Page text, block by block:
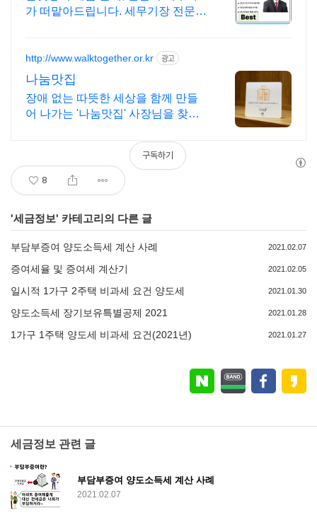
가 떠맡아드립니다. 세무기장 전문
http://www.walktogether.or.kr 광고
나눔맛집
장애 없는 따뜻한 세상을 함께 만들
어 나가는 '나눔맛집' 사장님을 찾습
8
구독하기
'세금정보' 카테고리의 다른 글
부담부증여 양도소득세 계산 사례 2021.02.07
증여세율 및 증여세 계산기 2021.02.05
일시적 1가구 2주택 비과세 요건 양도세 2021.01.30
양도소득세 장기보유특별공제 2021 2021.01.28
1가구 1주택 양도세 비과세 요건(2021년) 2021.01.27
세금정보 관련 글
부담부증여 양도소득세 계산 사례
2021.02.07